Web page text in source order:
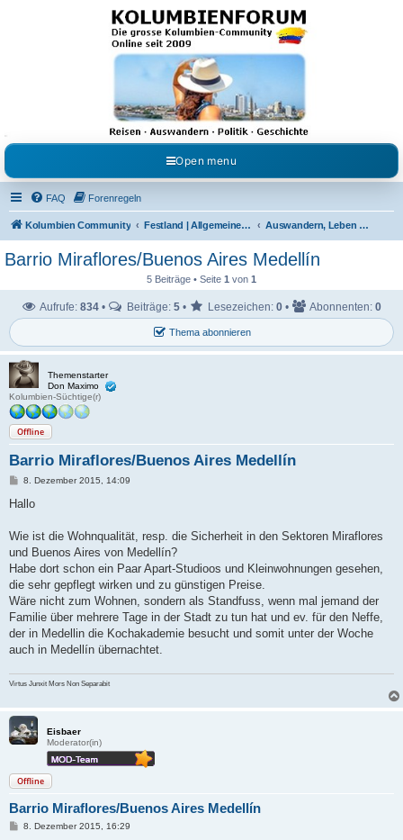
Kolumbienforum - Das
grosse Forum der
Freunde Kolumbiens
Reisen, Auswandern, Kultur, Politik, Geschichte und Visum in Kolumbien und Venezuela.
Austausch, Erfahrungen und Gemeinschaft im Kolumbienforum
Open menu
FAQ Forenregeln
Kolumbien Community Festland | Allgemeine Fragen Auswandern, Leben & Arbeiten in Kolumbien
Barrio Miraflores/Buenos Aires Medellín
5 Beiträge • Seite 1 von 1
Thema abonnieren
Aufrufe: 834 • Beiträge: 5 • Lesezeichen: 0 • Abonnenten: 0
Themenstarter
Don Maximo
Kolumbien-Süchtige(r)
Offline
Barrio Miraflores/Buenos Aires Medellín
B
i
a
8. Dezember 2015, 14:09
Hallo
Wie ist die Wohnqualität, resp. die Sicherheit in den Sektoren Miraflores
und Buenos Aires von Medellín?
Habe dort schon ein Paar Apart-Studioos und Kleinwohnungen gesehen,
die sehr gepflegt wirken und zu günstigen Preise.
Wäre nicht zum Wohnen, sondern als Standfuss, wenn mal jemand der
Familie über mehrere Tage in der Stadt zu tun hat und ev. für den Neffe,
der in Medellin die Kochakademie besucht und somit unter der Woche
auch in Medellín übernachtet.
Virtus Junxit Mors Non Separabit
Eisbaer
Moderator(in)
Offline
Barrio Miraflores/Buenos Aires Medellín
B8. Dezember 2015, 16:29